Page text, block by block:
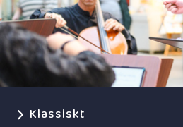
Klassiskt